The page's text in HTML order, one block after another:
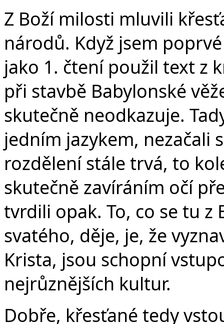
Z Boží milosti mluvili
národů. Když jsem
jako 1. čtení použil text z
při stavbě Babylonské
skutečně neodkazuje.
jedním jazykem, nezačali
rozdělení stále trvá, to
skutečně zavíráním očí
tvrdili opak. To, co se tu z
svatého, děje, je, že
Krista, jsou schopní
nejrůznějších kultur.
Dobře, křesťané tedy